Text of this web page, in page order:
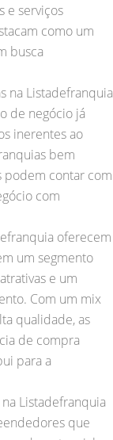
e serviços
como um
busca
na Listadefranquia
de negócio já
inerentes ao
bem
podem contar com
com
oferecem
um segmento
e um
Com um mix
qualidade, as
de compra
para a
Listadefranquia
que